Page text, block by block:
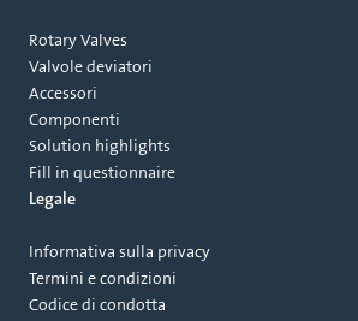
Rotary Valves
Valvole deviatori
Accessori
Componenti
Solution highlights
Fill in questionnaire
Legale
Informativa sulla privacy
Termini e condizioni
Codice di condotta